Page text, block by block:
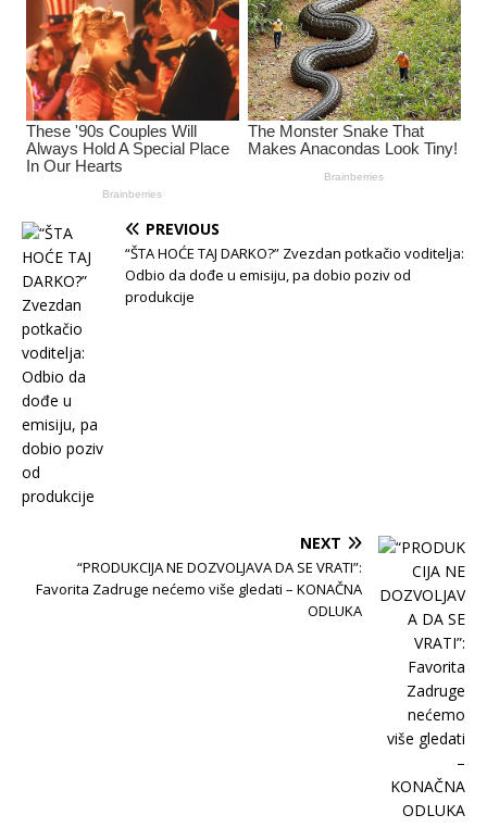
PREVIOUS
“ŠTA HOĆE TAJ DARKO?” Zvezdan potkačio voditelja:
Odbio da dođe u emisiju, pa dobio poziv od
produkcije
NEXT
“PRODUKCIJA NE DOZVOLJAVA DA SE VRATI”:
Favorita Zadruge nećemo više gledati – KONAČNA
ODLUKA